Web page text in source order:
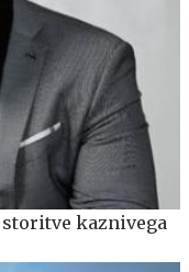
kaznivega